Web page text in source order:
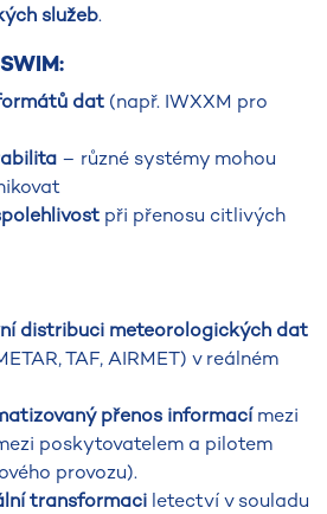
služeb.
dat (např. IWXXM pro
– různé systémy mohou
při přenosu citlivých
distribuci meteorologických dat
TAF, AIRMET) v reálném
přenos informacímezi
poskytovatelem a pilotem
provozu).
transformaci letectví v souladu